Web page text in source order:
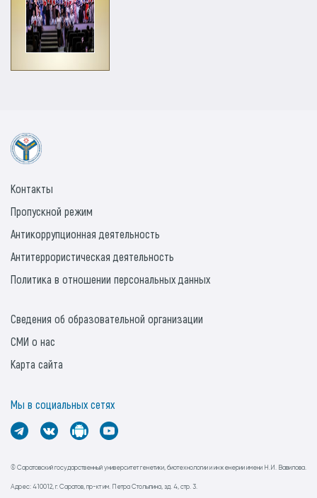
© Саратовский государственный университет генетики, биотехнологии и инженерии имени Н.И. Вавилова.
Адрес: 410012, г. Саратов, пр-кт им. Петра Столыпина, зд. 4, стр. 3.
Контакты
Пропускной режим
Антикоррупционная деятельность
Антитеррористическая деятельность
Политика в отношении персональных данных
Сведения об образовательной организации
СМИ о нас
Карта сайта
Мы в социальных сетях